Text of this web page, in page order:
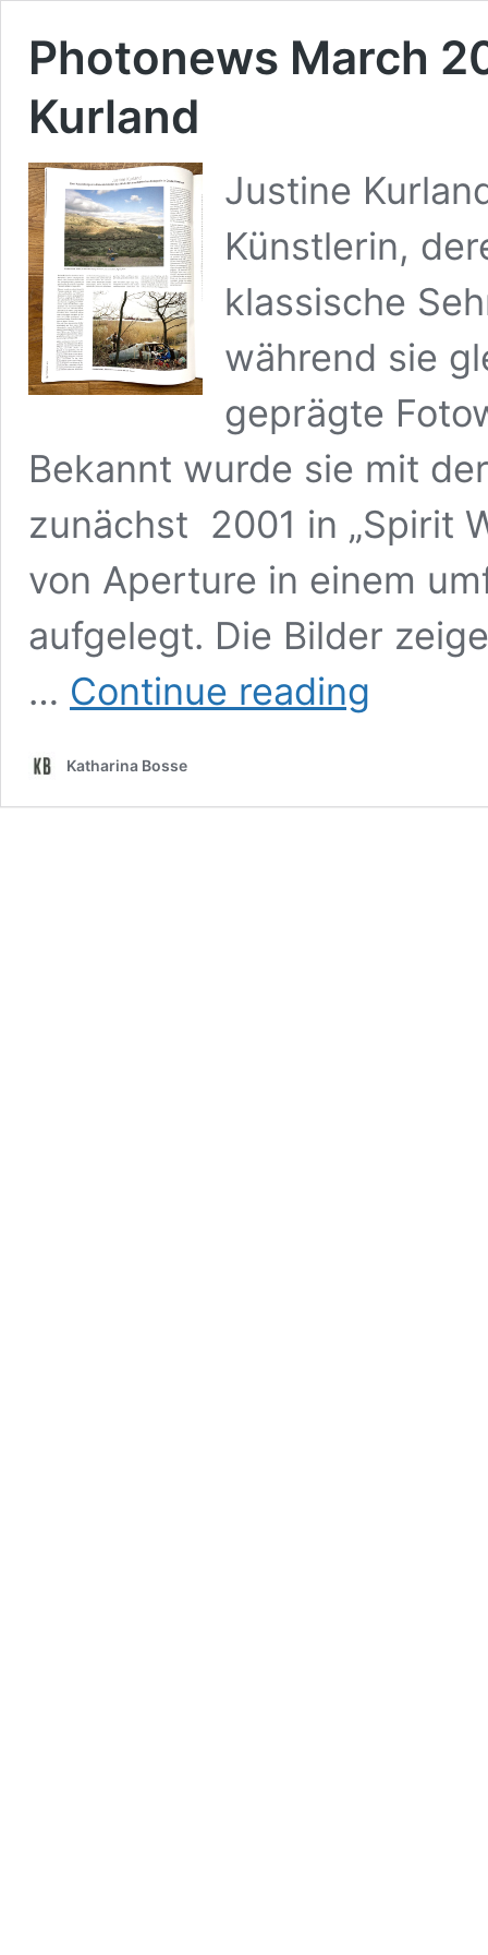
Photonews March
Kurland
Justine
Künstlerin,
klassische
während sie
geprägte
Bekannt wurde sie mit
zunächst 2001 in „Spirit
von Aperture in einem
aufgelegt. Die Bilder
… Continue reading
Kurland
Katharina Bosse